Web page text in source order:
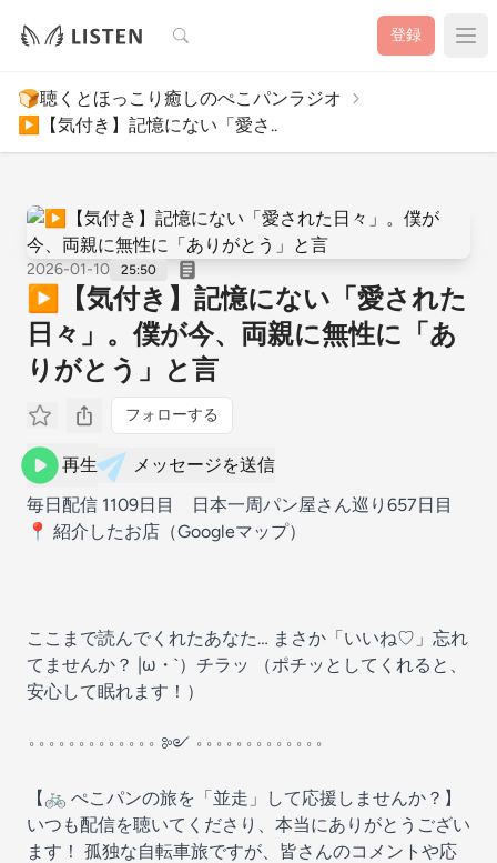
検索 登録
🍞聴くとほっこり癒しのぺこパンラジオ
▶︎【気付き】記憶にない「愛さ..
2026-01-10 25:50
▶︎【気付き】記憶にない「愛された
日々」。僕が今、両親に無性に「あ
りがとう」と言
フォローする
再生
メッセージを送信
毎日配信 1109日目 日本一周パン屋さん巡り657日目
📍 紹介したお店（Googleマップ）
ここまで読んでくれたあなた… まさか「いいね♡」忘れ
てませんか？ |ω・`）チラッ （ポチッとしてくれると、
安心して眠れます！）
𐬹𐬹𐬹𐬹𐬹𐬹𐬹𐬹𐬹𐬹𐬹𐬹𐬹 ༻ 𐬹𐬹𐬹𐬹𐬹𐬹𐬹𐬹𐬹𐬹𐬹𐬹𐬹
【🚲 ぺこパンの旅を「並走」して応援しませんか？】
いつも配信を聴いてくださり、本当にありがとうござい
ます！ 孤独な自転車旅ですが、皆さんのコメントや応